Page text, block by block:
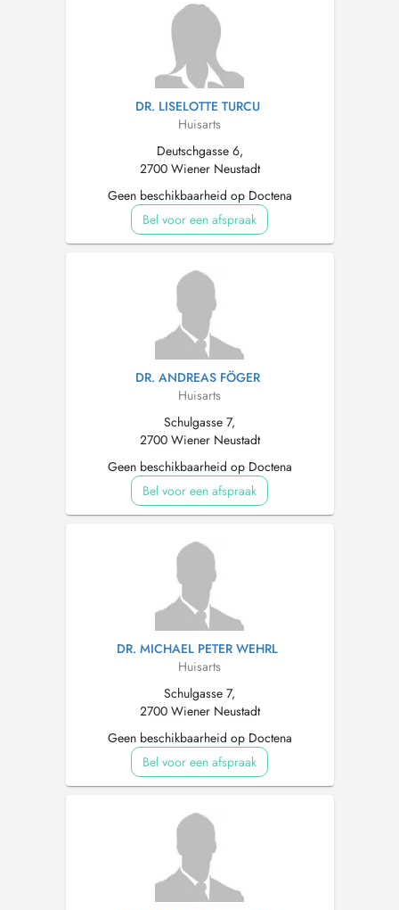
DR. LISELOTTE TURCU
Huisarts
Deutschgasse 6,
2700 Wiener Neustadt
Geen beschikbaarheid op Doctena
Bel voor een afspraak
DR. ANDREAS FÖGER
Huisarts
Schulgasse 7,
2700 Wiener Neustadt
Geen beschikbaarheid op Doctena
Bel voor een afspraak
DR. MICHAEL PETER WEHRL
Huisarts
Schulgasse 7,
2700 Wiener Neustadt
Geen beschikbaarheid op Doctena
Bel voor een afspraak